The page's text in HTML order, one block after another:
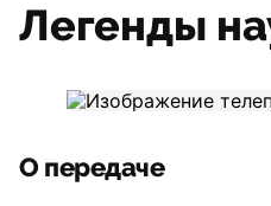
Легенды
О передаче